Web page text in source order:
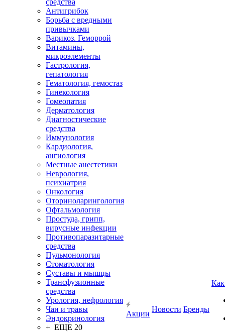
средства
Антигрибок
Борьба с вредными
привычками
Варикоз. Геморрой
Витамины,
микроэлементы
Гастрология,
гепатология
Гематология, гемостаз
Гинекология
Гомеопатия
Дерматология
Диагностические
средства
Иммунология
Кардиология,
ангиология
Местные анестетики
Неврология,
психиатрия
Онкология
Оториноларингология
Офтальмология
Простуда, грипп,
вирусные инфекции
Противопаразитарные
средства
Пульмонология
Стоматология
Суставы и мышцы
Трансфузионные
средства
Урология, нефрология
Чаи и травы
Эндокринология
+ ЕЩЕ 20
Акции
Новости Бренды